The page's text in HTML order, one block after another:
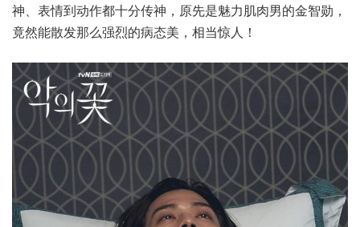
神、表情到动作都十分传神，原先是魅力肌肉男的金智勋，
竟然能散发那么强烈的病态美，相当惊人！